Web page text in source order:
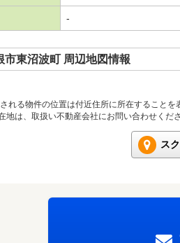
-
市東沼波町 周辺地図情報
れる物件の位置は付近住所に所在することを
地は、取扱い不動産会社にお問い合わせくださ
ス